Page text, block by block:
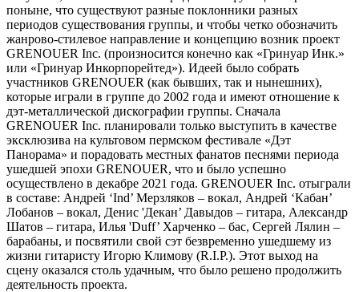
поныне, что существуют разные поклонники разных
периодов существования группы, и чтобы четко обозначить
жанрово-стилевое направление и концепцию возник проект
GRENOUER Inc. (произносится конечно как «Гринуар Инк.»
или «Гринуар Инкорпорейтед»). Идеей было собрать
участников GRENOUER (как бывших, так и нынешних),
которые играли в группе до 2002 года и имеют отношение к
дэт-металлической дискографии группы. Сначала
GRENOUER Inc. планировали только выступить в качестве
эксклюзива на культовом пермском фестивале «Дэт
Панорама» и порадовать местных фанатов песнями периода
ушедшей эпохи GRENOUER, что и было успешно
осуществлено в декабре 2021 года. GRENOUER Inc. отыграли
в составе: Андрей ‘Ind’ Мерзляков – вокал, Андрей ‘Кабан’
Лобанов – вокал, Денис 'Декан’ Давыдов – гитара, Александр
Шатов – гитара, Илья 'Duff’ Харченко – бас, Сергей Лялин –
барабаны, и посвятили свой сэт безвременно ушедшему из
жизни гитаристу Игорю Климову (R.I.P.). Этот выход на
сцену оказался столь удачным, что было решено продолжить
деятельность проекта.